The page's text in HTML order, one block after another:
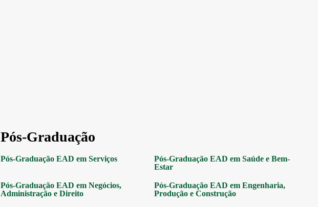
Pós-Graduação
Pós-Graduação EAD em Serviços
Pós-Graduação EAD em Saúde e Bem-
Estar
Pós-Graduação EAD em Negócios,
Administração e Direito
Pós-Graduação EAD em Engenharia,
Produção e Construção